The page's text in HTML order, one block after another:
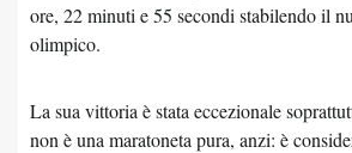
ore, 22 minuti e 55 secondi stabilendo il
olimpico.
La sua vittoria è stata eccezionale
non è una maratoneta pura, anzi: è